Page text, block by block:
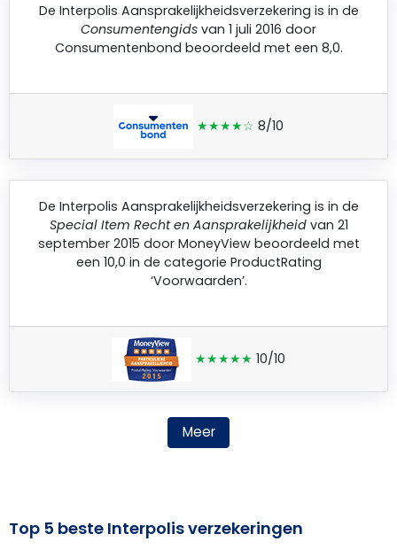
De Interpolis Aansprakelijkheidsverzekering is in de
Consumentengids van 1 juli 2016 door
Consumentenbond beoordeeld met een 8,0.
★★★★☆ 8/10
De Interpolis Aansprakelijkheidsverzekering is in de
Special Item Recht en Aansprakelijkheidvan 21
september 2015 door MoneyViewbeoordeeld met
een 10,0 in de categorie ProductRating
‘Voorwaarden’.
★★★★★ 10/10
Meer
Top 5 beste Interpolis verzekeringen